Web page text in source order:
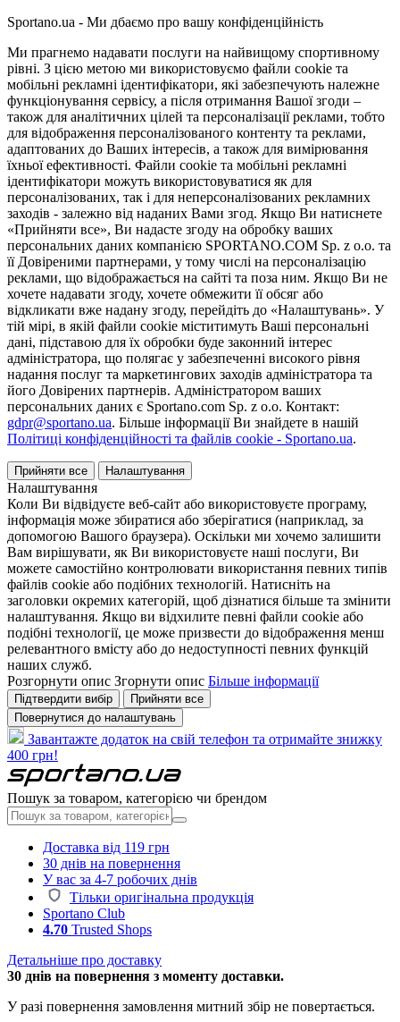
Sportano.ua - Ми дбаємо про вашу конфіденційність
Ми прагнемо надавати послуги на найвищому спортивному
рівні. З цією метою ми використовуємо файли cookie та
мобільні рекламні ідентифікатори, які забезпечують належне
функціонування сервісу, а після отримання Вашої згоди –
також для аналітичних цілей та персоналізації реклами, тобто
для відображення персоналізованого контенту та реклами,
адаптованих до Ваших інтересів, а також для вимірювання
їхньої ефективності. Файли cookie та мобільні рекламні
ідентифікатори можуть використовуватися як для
персоналізованих, так і для неперсоналізованих рекламних
заходів - залежно від наданих Вами згод. Якщо Ви натиснете
«Прийняти все», Ви надасте згоду на обробку ваших
персональних даних компанією SPORTANO.COM Sp. z o.o. та
її Довіреними партнерами, у тому числі на персоналізацію
реклами, що відображається на сайті та поза ним. Якщо Ви не
хочете надавати згоду, хочете обмежити її обсяг або
відкликати вже надану згоду, перейдіть до «Налаштувань». У
тій мірі, в якій файли cookie міститимуть Ваші персональні
дані, підставою для їх обробки буде законний інтерес
адміністратора, що полягає у забезпеченні високого рівня
надання послуг та маркетингових заходів адміністратора та
його Довірених партнерів. Адміністратором ваших
персональних даних є Sportano.com Sp. z o.o. Контакт:
gdpr@sportano.ua. Більше інформації Ви знайдете в нашій
Політиці конфіденційності та файлів cookie - Sportano.ua.
Прийняти все Налаштування
Налаштування
Коли Ви відвідуєте веб-сайт або використовуєте програму,
інформація може збиратися або зберігатися (наприклад, за
допомогою Вашого браузера). Оскільки ми хочемо залишити
Вам вирішувати, як Ви використовуєте наші послуги, Ви
можете самостійно контролювати використання певних типів
файлів cookie або подібних технологій. Натисніть на
заголовки окремих категорій, щоб дізнатися більше та змінити
налаштування. Якщо ви відхилите певні файли cookie або
подібні технології, це може призвести до відображення менш
релевантного вмісту або до недоступності певних функцій
наших служб.
Розгорнути опис Згорнути опис Більше інформації
Підтвердити вибір
Прийняти все
Повернутися до налаштувань
Завантажте додаток на свій телефон та отримайте знижку
400 грн!
Пошук за товаром, категорією чи брендом
Доставка від 119 грн
30 днів на повернення
У вас за 4-7 робочих днів
Тільки оригінальна продукція
Sportano Club
4.70 Trusted Shops
Детальніше про доставку
30 днів на повернення з моменту доставки.
У разі повернення замовлення митний збір не повертається.